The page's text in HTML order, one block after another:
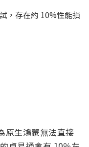
，存在約 10%性能損
原生鴻蒙無法直接